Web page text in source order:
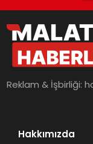
Reklam & İşbirliği:
Hakkımızda